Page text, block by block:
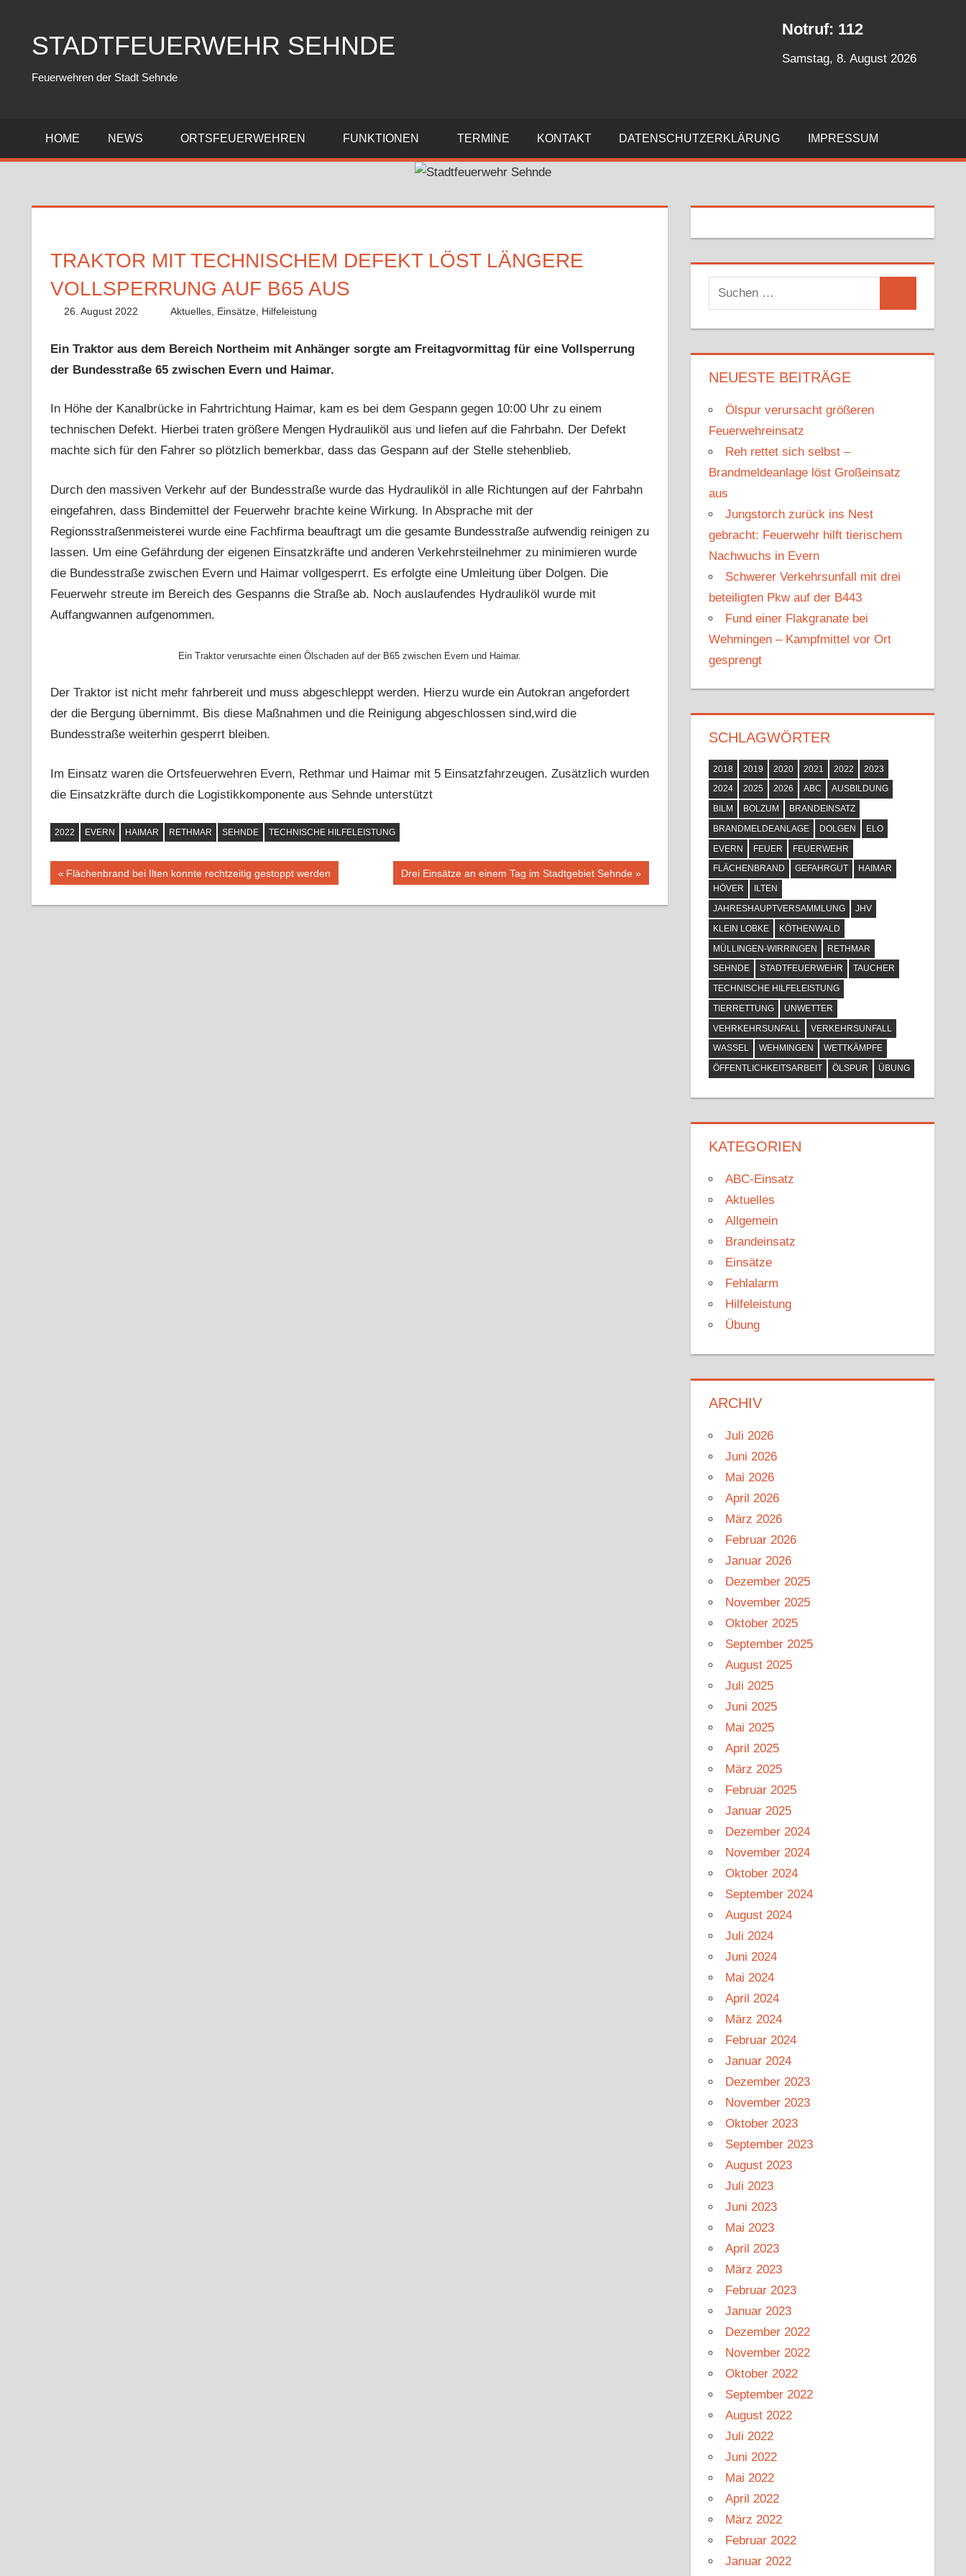
springenSTADTFEUERWEHR SEHNDE
Feuerwehren der Stadt Sehnde
Notruf: 112
Samstag, 8. August 2026
HOME NEWS ORTSFEUERWEHREN FUNKTIONEN TERMINE KONTAKT DATENSCHUTZERKLÄRUNG IMPRESSUM
TRAKTOR MIT TECHNISCHEM DEFEKT LÖST LÄNGERE
VOLLSPERRUNG AUF B65 AUS
26. August 2022 Benedikt Nolle
Aktuelles, Einsätze, Hilfeleistung
Ein Traktor aus dem Bereich Northeim mit Anhänger sorgte am Freitagvormittag für eine Vollsperrung
der Bundesstraße 65 zwischen Evern und Haimar.
In Höhe der Kanalbrücke in Fahrtrichtung Haimar, kam es bei dem Gespanngegen 10:00 Uhrzu einem
technischen Defekt. Hierbei traten größere MengenHydrauliköl aus und liefen auf die Fahrbahn. Der Defekt
machte sich für den Fahrer so plötzlich bemerkbar, dass das Gespann auf der Stelle stehenblieb.
Durch den massiven Verkehr auf der Bundesstraße wurde das Hydrauliköl in alle Richtungen auf der Fahrbahn
eingefahren, dass Bindemittel der Feuerwehr brachte keine Wirkung. In Absprache mit der
Regionsstraßenmeisterei wurde eine Fachfirma beauftragt um die gesamte Bundesstraße aufwendig reinigen zu
lassen. Um eine Gefährdung der eigenen Einsatzkräfte und anderen Verkehrsteilnehmer zu minimieren wurde
die Bundesstraße zwischen Evern und Haimar vollgesperrt. Es erfolgte eine Umleitung über Dolgen. Die
Feuerwehr streute im Bereich des Gespanns die Straße ab. Noch auslaufendes Hydrauliköl wurde mit
Auffangwannen aufgenommen.
Ein Traktor verursachte einen Ölschaden auf der B65 zwischen Evern und Haimar.
Der Traktor ist nicht mehr fahrbereit und muss abgeschleppt werden. Hierzu wurde ein Autokran angefordert
der die Bergung übernimmt. Bis dieseMaßnahmen und die Reinigung abgeschlossen sind,wird die
Bundesstraße weiterhin gesperrt bleiben.
Im Einsatz waren die Ortsfeuerwehren Evern, Rethmar und Haimar mit 5 Einsatzfahrzeugen. Zusätzlich wurden
die Einsatzkräfte durch die Logistikkomponente aus Sehnde unterstützt
2022 EVERN HAIMAR RETHMAR SEHNDE TECHNISCHE HILFELEISTUNG
Beitragsnavigation
Vorheriger
Flächenbrand bei Ilten konnte rechtzeitig gestoppt werden
Nächster
Drei Einsätze an einem Tag im Stadtgebiet Sehnde
u
c
h
e
n
a
c
h
:
NEUESTE BEITRÄGE
Ölspur verursacht größeren
Feuerwehreinsatz
Reh rettet sich selbst –
Brandmeldeanlage löst Großeinsatz
aus
Jungstorch zurück ins Nest
gebracht: Feuerwehr hilft tierischem
Nachwuchs in Evern
Schwerer Verkehrsunfall mit drei
beteiligten Pkw auf der B443
Fund einer Flakgranate bei
Wehmingen – Kampfmittel vor Ort
gesprengt
SCHLAGWÖRTER
2018 2019 2020 2021 2022
2023
2024
2025 2026 ABC
AUSBILDUNG
BILM
BOLZUM
BRANDEINSATZ
BRANDMELDEANLAGE
DOLGEN
ELO
EVERN
FEUER
FEUERWEHR
FLÄCHENBRAND
GEFAHRGUT
HAIMAR
HÖVER
ILTEN
JAHRESHAUPTVERSAMMLUNG
JHV
KLEIN LOBKE
KÖTHENWALD
MÜLLINGEN-WIRRINGEN
RETHMAR
SEHNDE
STADTFEUERWEHR
TAUCHER
TECHNISCHE HILFELEISTUNG
TIERRETTUNG
UNWETTER
VEHRKEHRSUNFALL
VERKEHRSUNFALL
WASSEL
WEHMINGEN
WETTKÄMPFE
ÖFFENTLICHKEITSARBEIT
ÖLSPUR ÜBUNG
KATEGORIEN
ABC-Einsatz
Aktuelles
Allgemein
Brandeinsatz
Einsätze
Fehlalarm
Hilfeleistung
Übung
ARCHIV
Juli 2026
Juni 2026
Mai 2026
April 2026
März 2026
Februar 2026
Januar 2026
Dezember 2025
November 2025
Oktober 2025
September 2025
August 2025
Juli 2025
Juni 2025
Mai 2025
April 2025
März 2025
Februar 2025
Januar 2025
Dezember 2024
November 2024
Oktober 2024
September 2024
August 2024
Juli 2024
Juni 2024
Mai 2024
April 2024
März 2024
Februar 2024
Januar 2024
Dezember 2023
November 2023
Oktober 2023
September 2023
August 2023
Juli 2023
Juni 2023
Mai 2023
April 2023
März 2023
Februar 2023
Januar 2023
Dezember 2022
November 2022
Oktober 2022
September 2022
August 2022
Juli 2022
Juni 2022
Mai 2022
April 2022
März 2022
Februar 2022
Januar 2022